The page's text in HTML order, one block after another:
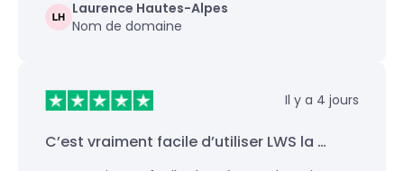
Laurence Hautes-Alpes
Nom de domaine
Il y a 4 jours
C’est vraiment facile d’utiliser LWS la …